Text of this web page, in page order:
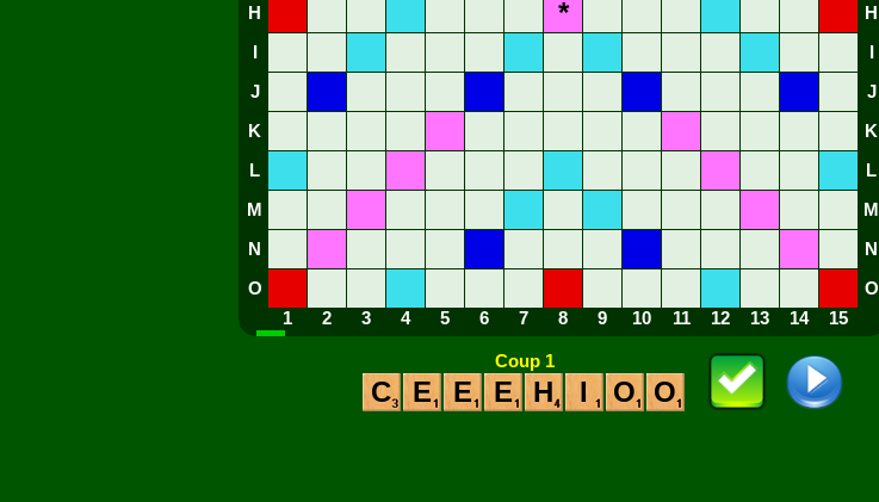
H * H
J J
K K
L L
M M
N N
O
O
1
2 3 4 5 6 7 8 9 10 11 12 13 14 15
Coup 1
C E E E H I O O